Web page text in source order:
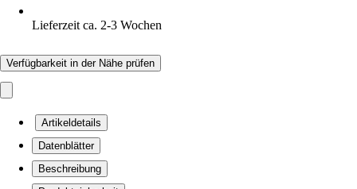
Lieferzeit ca. 2-3 Wochen
Verfügbarkeit in der Nähe prüfen
Artikeldetails
Datenblätter
Beschreibung